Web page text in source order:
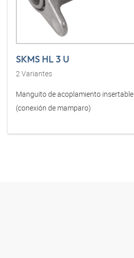
SKMS HL 3 U
2Variantes
Manguito de acoplamiento insertable
(conexión de mamparo)